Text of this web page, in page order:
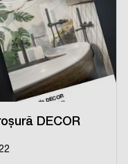
DECOR